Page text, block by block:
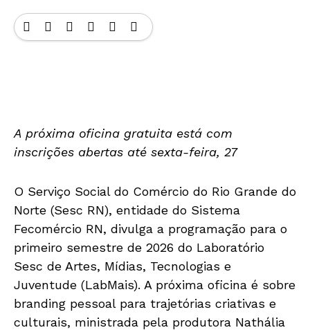
A próxima oficina gratuita está com
inscrições abertas até sexta-feira, 27
O Serviço Social do Comércio do Rio Grande do
Norte (Sesc RN), entidade do Sistema
Fecomércio RN, divulga a programação para o
primeiro semestre de 2026 do Laboratório
Sesc de Artes, Mídias, Tecnologias e
Juventude (LabMais). A próxima oficina é sobre
branding pessoal para trajetórias criativas e
culturais, ministrada pela produtora Nathália